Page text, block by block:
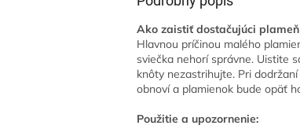
Ako zaistiť dostačujúci
Hlavnou príčinou malého
sviečka nehorí správne. Uistite
knôty nezastrihujte. Pri
obnoví a plamienok bude opäť
Použitie a upozornenie: